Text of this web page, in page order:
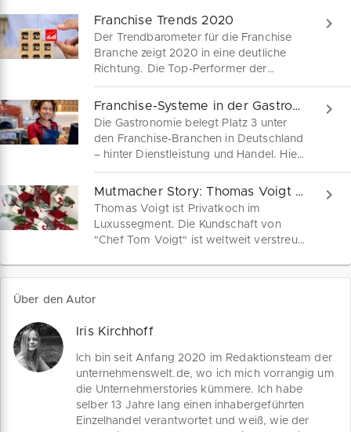
Franchise Trends 2020
Der Trendbarometer für die Franchise
Branche zeigt 2020 in eine deutliche
Richtung. Die Top-Performer der
Franchise Systeme bieten ihren Kunden
gesunde, grüne und gebrauchsfertige
Lösungen. In welchen
Wachstumsbranchen interessierte
Franchisenehmer besonders
Franchise-Systeme in der Gastronomie
Die Gastronomie belegt Platz 3 unter
den Franchise-Branchen in Deutschland
– hinter Dienstleistung und Handel. Hier
findest du alle Infos für eine erfolgreiche
Franchise-Gründung im Gastro-Bereich.Mutmacher Story: Thomas Voigt von "Chef Tom Voigt"
Thomas Voigt ist Privatkoch im
Luxussegment. Die Kundschaft von
"Chef Tom Voigt" ist weltweit verstreut,
durchschlagen.“
Über den Autor
Iris Kirchhoff
Ich bin seit Anfang 2020 im Redaktionsteam der
unternehmenswelt.de, wo ich mich vorrangig um
die Unternehmerstories kümmere. Ich habe
selber 13 Jahre lang einen inhabergeführten
Einzelhandel verantwortet und weiß, wie der